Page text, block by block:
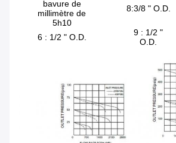
bavure de
millimètre de
5h10
8:3/8 " O.D.
6 : 1/2 " O.D.
9 : 1/2 "
O.D.